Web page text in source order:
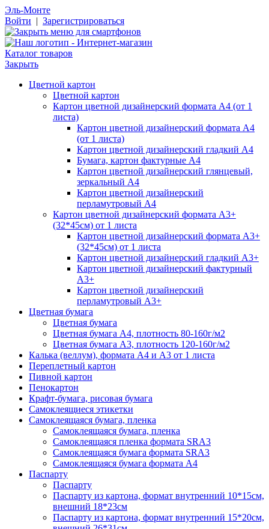
Эль-Монте
Войти | Зарегистрироваться
Каталог товаров
Закрыть
Цветной картон
Цветной картон
Картон цветной дизайнерский формата А4 (от 1
листа)
Картон цветной дизайнерский формата А4
(от 1 листа)
Картон цветной дизайнерский гладкий А4
Бумага, картон фактурные А4
Картон цветной дизайнерский глянцевый,
зеркальный А4
Картон цветной дизайнерский
перламутровый А4
Картон цветной дизайнерский формата А3+
(32*45см) от 1 листа
Картон цветной дизайнерский формата А3+
(32*45см) от 1 листа
Картон цветной дизайнерский гладкий А3+
Картон цветной дизайнерский фактурный
А3+
Картон цветной дизайнерский
перламутровый А3+
Цветная бумага
Цветная бумага
Цветная бумага А4, плотность 80-160г/м2
Цветная бумага А3, плотность 120-160г/м2
Калька (веллум), формата А4 и А3 от 1 листа
Переплетный картон
Пивной картон
Пенокартон
Крафт-бумага, рисовая бумага
Самоклеящиеся этикетки
Самоклеящаяся бумага, пленка
Самоклеящаяся бумага, пленка
Самоклеящаяся пленка формата SRА3
Самоклеящаяся бумага формата SRА3
Самоклеящаяся бумага формата А4
Паспарту
Паспарту
Паспарту из картона, формат внутренний 10*15см,
внешний 18*23см
Паспарту из картона, формат внутренний 15*20см,